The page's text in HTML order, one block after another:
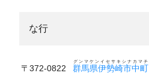
な行
〒372-0822 群馬県伊勢崎市中町
グンマケンイセサキシナカマチ